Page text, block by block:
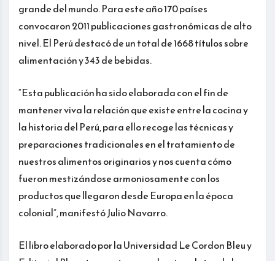
grande del mundo. Para este año 170 países
convocaron 2011 publicaciones gastronómicas de alto
nivel. El Perú destacó de un total de 1668 títulos sobre
alimentación y 343 de bebidas.
“Esta publicación ha sido elaborada con el fin de
mantener viva la relación que existe entre la cocina y
la historia del Perú, para ello recoge las técnicas y
preparaciones tradicionales en el tratamiento de
nuestros alimentos originarios y nos cuenta cómo
fueron mestizándose armoniosamente con los
productos que llegaron desde Europa en la época
colonial”, manifestó Julio Navarro.
El libro elaborado por la Universidad Le Cordon Bleu y